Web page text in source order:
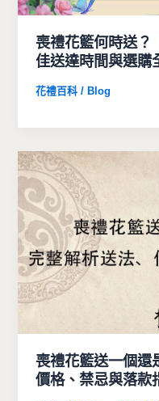
喪禮花籃何時送？
佳送達時間與選購
花禮百科 / Blog
喪禮花籃送一個還
價格、禁忌與落款